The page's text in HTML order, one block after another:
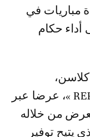
مباريات في
حكام
المسؤول عن تطبيق « REFPAL »، عرضا عبر
من خلاله
يتيح توفير